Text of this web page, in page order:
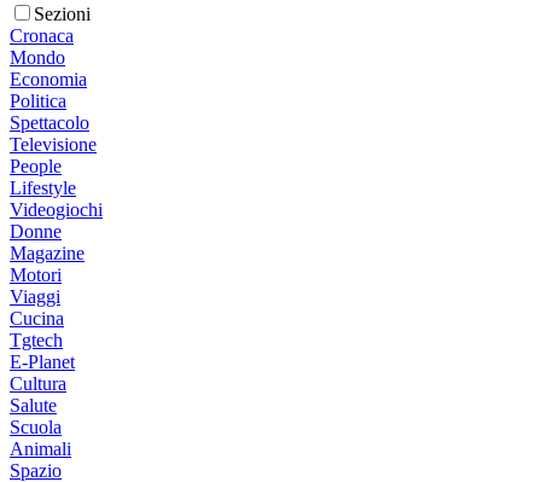
Sezioni
Cronaca
Mondo
Economia
Politica
Spettacolo
Televisione
People
Lifestyle
Videogiochi
Donne
Magazine
Motori
Viaggi
Cucina
Tgtech
E-Planet
Cultura
Salute
Scuola
Animali
Spazio